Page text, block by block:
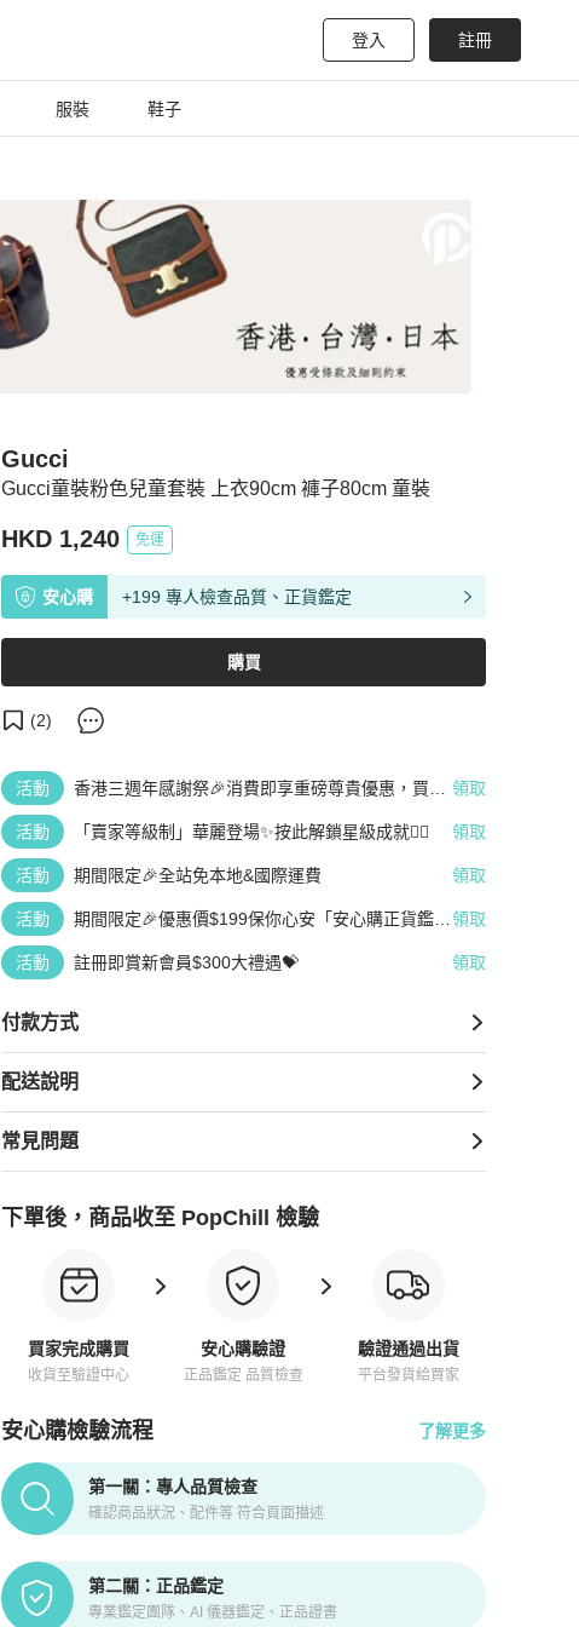
登入 註冊
服裝 鞋子
Gucci童裝粉色兒童套裝 上衣90cm 褲子80cm 童裝
Gucci
HKD 1,240 免運
安心購 +199 專人檢查品質、正貨鑑定
購買
(2)
活動
香港三週年感謝祭🎉消費即享重磅尊貴優惠，買越
領取
活動 「賣家等級制」華麗登場✨按此解鎖星級成就👆🏻 領取
活動 期間限定🎉全站免本地&國際運費 領取
活動
期間限定🎉優惠價$199保你心安「安心購正貨鑑
領取
活動 註冊即賞新會員$300大禮遇💝 領取
付款方式
配送說明
常見問題
下單後，商品收至 PopChill 檢驗
買家完成購買
收貨至驗證中心
安心購驗證
正品鑑定 品質檢查
驗證通過出貨
平台發貨給買家
安心購檢驗流程 了解更多
PopChill拍拍圈正品驗證、安心購檢驗流程介紹
第一關：專人品質檢查
確認商品狀況、配件等 符合頁面描述
第二關：正品鑑定
專業鑑定團隊、AI 儀器鑑定、正品證書